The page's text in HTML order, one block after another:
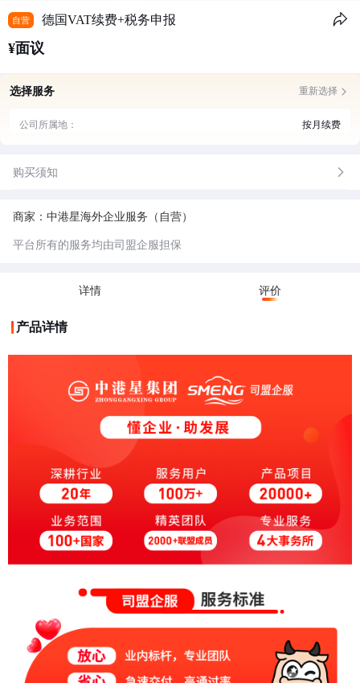
自营 德国VAT续费+税务申报
¥面议
选择服务 重新选择
公司所属地： 按月续费
购买须知
商家：中港星海外企业服务（自营）
平台所有的服务均由司盟企服担保
详情 评价
产品详情